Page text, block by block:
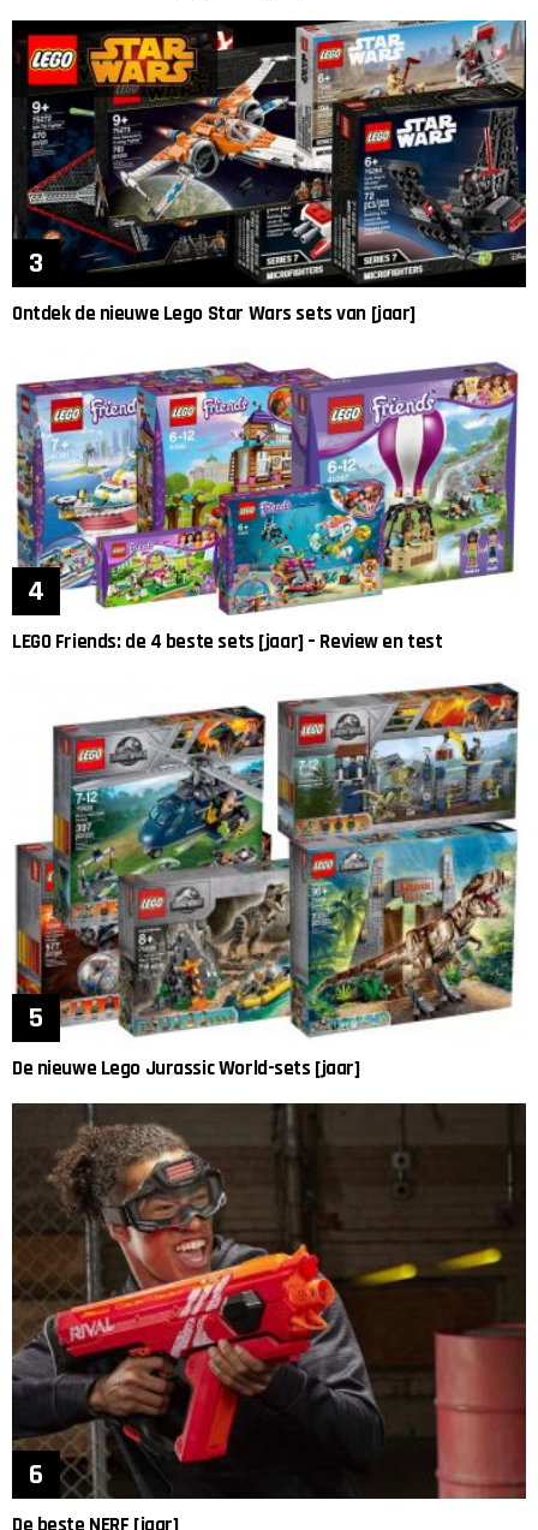
Ontdek de nieuwe Lego Star Wars sets van [jaar]
LEGO Friends: de 4 beste sets [jaar] – Review en test
De nieuwe Lego Jurassic World-sets [jaar]